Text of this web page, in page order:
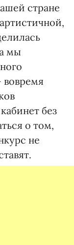
стране
мы
вовремя
без
о том,
не